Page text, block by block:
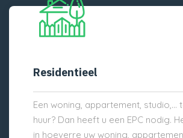
Residentieel
Een woning, appartement,
huur? Dan heeft u een EPC nodig.
in hoeverre uw woning,